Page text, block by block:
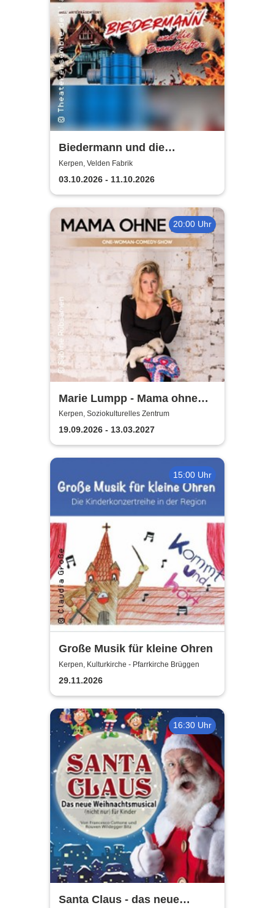
Biedermann und die
Brandstifter -
Theaterensemble dell' arte
e.V.
Kerpen, Velden Fabrik
03.10.2026 - 11.10.2026
20:00 Uhr
Marie Lumpp - Mama ohne
Plan
Kerpen, Soziokulturelles Zentrum
19.09.2026 - 13.03.2027
15:00 Uhr
Große Musik für kleine Ohren
Kerpen, Kulturkirche - Pfarrkirche Brüggen
29.11.2026
16:30 Uhr
Santa Claus - das neue